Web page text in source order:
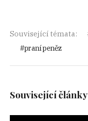
Související témata:
praní peněz
Související články